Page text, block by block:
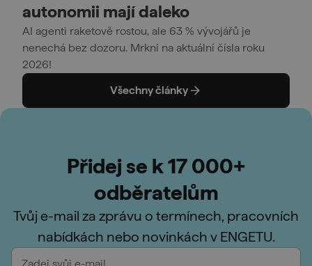
autonomii mají daleko
AI agenti raketově rostou, ale 63 % vývojářů je
nenechá bez dozoru. Mrkni na aktuální čísla roku
2026!
Všechny články
Přidej se k 17 000+
odběratelům
Tvůj e-mail za zprávu o termínech, pracovních
nabídkách nebo novinkách v ENGETU.